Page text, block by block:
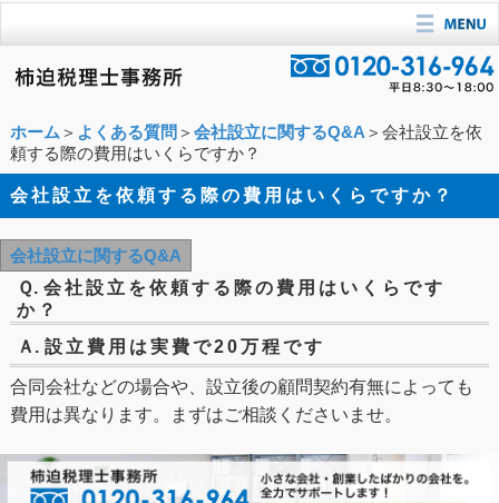
ホーム＞ よくある質問 ＞ 会社設立に関するQ&A＞会社設立を依
頼する際の費用はいくらですか？
会社設立を依頼する際の費用はいくらですか？
会社設立に関するQ&A
Ｑ. 会社設立を依頼する際の費用はいくらです
か？
Ａ. 設立費用は実費で20万程です
合同会社などの場合や、設立後の顧問契約有無によっても
費用は異なります。まずはご相談くださいませ。